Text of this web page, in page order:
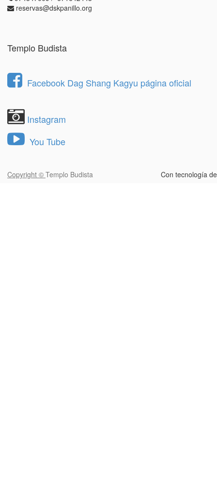
reservas@dskpanillo.org
Templo Budista
Facebook Dag Shang Kagyu página oficial
Instagram
You Tube
Con tecnología
Copyright © Templo Budista